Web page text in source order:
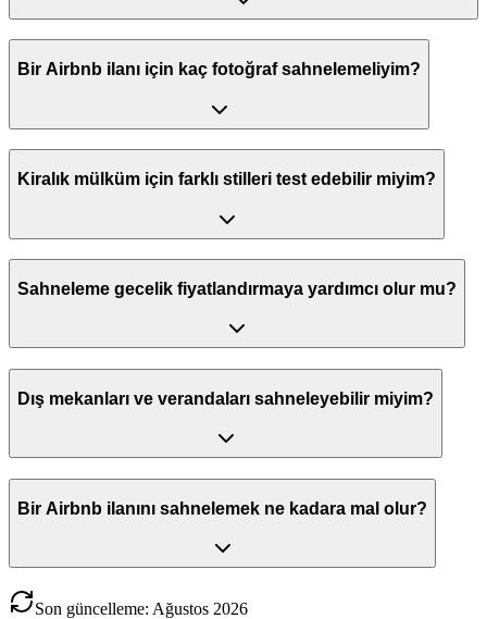
Bir Airbnb ilanı için kaç fotoğraf sahnelemeliyim?
Kiralık mülküm için farklı stilleri test edebilir miyim?
Sahneleme gecelik fiyatlandırmaya yardımcı olur mu?
Dış mekanları ve verandaları sahneleyebilir miyim?
Bir Airbnb ilanını sahnelemek ne kadara mal olur?
Son güncelleme: Ağustos 2026